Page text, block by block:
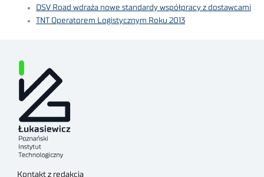
DSV Road wdraża nowe standardy współpracy z dostawcami
TNT Operatorem Logistycznym Roku 2013
Kontakt z redakcją